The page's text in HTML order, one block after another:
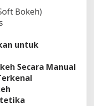
Bokeh)
untuk
Secara Manual